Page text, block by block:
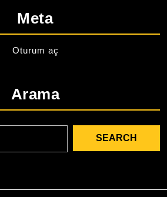
Meta
Oturum aç
Arama